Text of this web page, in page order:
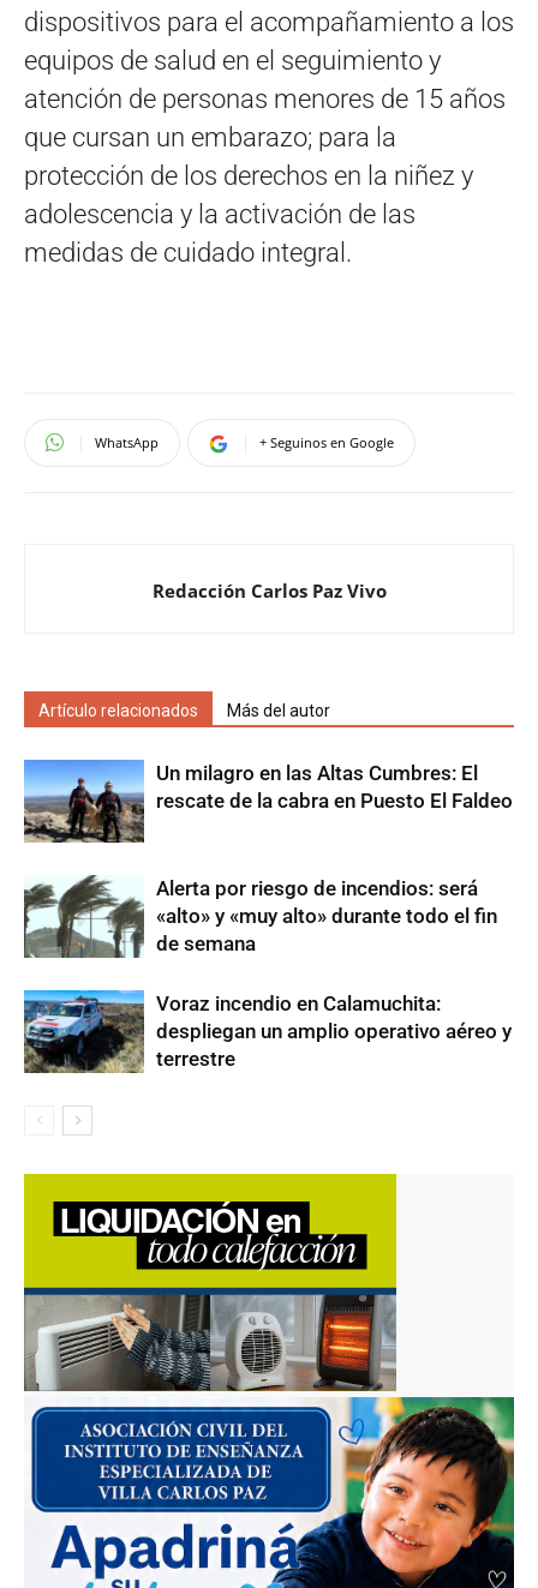
dispositivos para el acompañamiento a los
equipos de salud en el seguimiento y
atención de personas menores de 15 años
que cursan un embarazo; para la
protección de los derechos en la niñez y
adolescencia y la activación de las
medidas de cuidado integral.
WhatsApp + Seguinos en Google
Redacción Carlos Paz Vivo
Artículo relacionados Más del autor
Un milagro en las Altas Cumbres: El
rescate de la cabra en Puesto El Faldeo
Alerta por riesgo de incendios: será
«alto» y «muy alto» durante todo el fin
de semana
Voraz incendio en Calamuchita:
despliegan un amplio operativo aéreo y
terrestre